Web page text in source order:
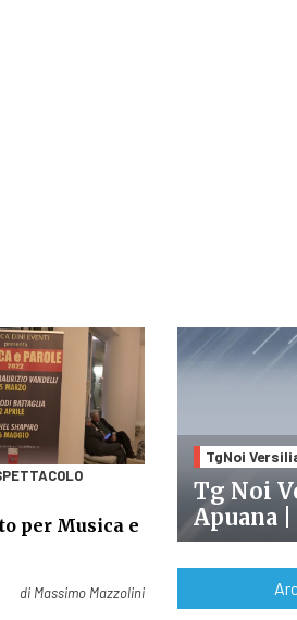
per Musica e
di Massimo Mazzolini
TgNoi
Tg Noi
Apuana |